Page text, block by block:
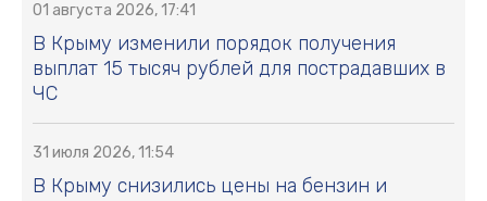
01 августа 2026, 17:41
В Крыму изменили порядок получения
выплат 15 тысяч рублей для пострадавших в
ЧС
31 июля 2026, 11:54
В Крыму снизились цены на бензин и